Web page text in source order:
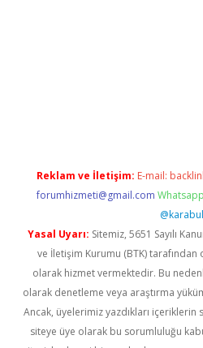
Reklam ve İletişim: E-mail:
forumhizmeti@gmail.com
@karabul
Yasal Uyarı: Sitemiz, 5651 Sayılı
ve İletişim Kurumu (BTK) tarafından
olarak hizmet vermektedir. Bu
olarak denetleme veya araştırma
Ancak, üyelerimiz yazdıkları
siteye üye olarak bu sorumluluğu